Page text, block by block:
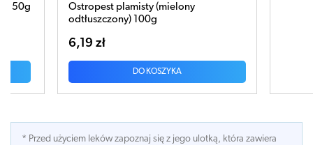
Ziele Tymianku 50g
DO KOSZYKA
* Przed użyciem leków zapoznaj się z jego ulotką, która zawiera